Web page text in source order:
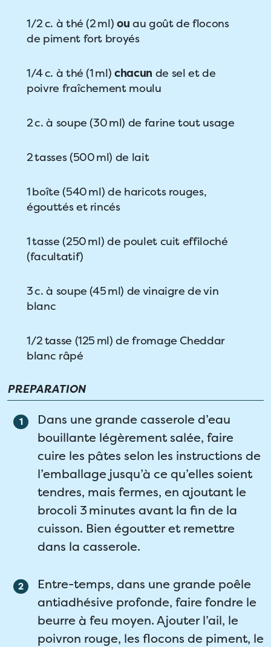
1/2 c. à thé (2 ml) ou au goût de flocons
de piment fort broyés
1/4 c. à thé (1 ml) chacun de sel et de
poivre fraîchement moulu
2 c. à soupe (30 ml) de farine tout usage
2 tasses (500 ml) de lait
1 boîte (540 ml) de haricots rouges,
égouttés et rincés
1 tasse (250 ml) de poulet cuit effiloché
(facultatif)
3 c. à soupe (45 ml) de vinaigre de vin
blanc
1/2 tasse (125 ml) de fromage Cheddar
blanc râpé
PREPARATION
Dans une grande casserole d’eau
bouillante légèrement salée, faire
cuire les pâtes selon les instructions de
l’emballage jusqu’à ce qu’elles soient
tendres, mais fermes, en ajoutant le
brocoli 3 minutes avant la fin de la
cuisson. Bien égoutter et remettre
dans la casserole.
Entre-temps, dans une grande poêle
antiadhésive profonde, faire fondre le
beurre à feu moyen. Ajouter l’ail, le
poivron rouge, les flocons de piment, le